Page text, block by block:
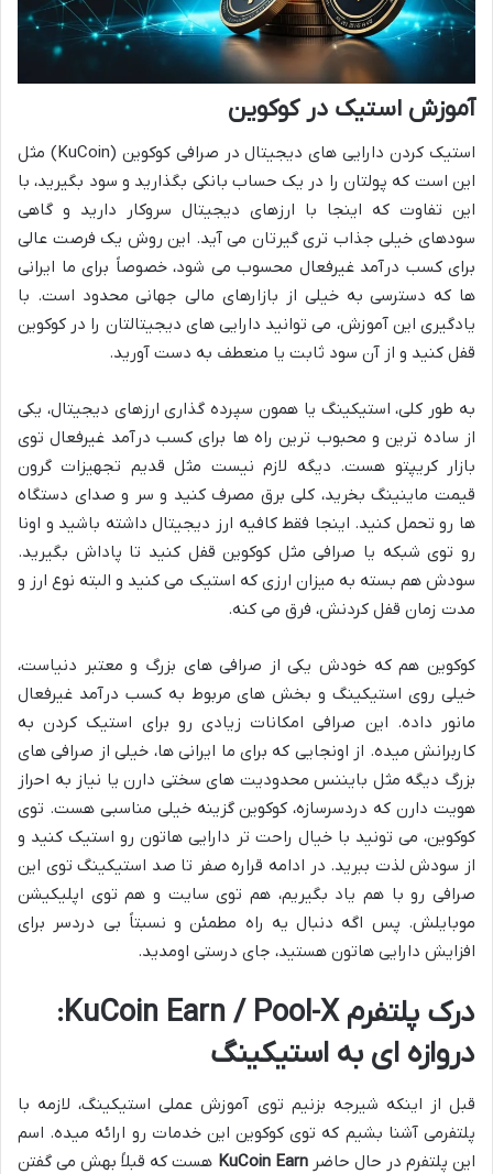
آموزش استیک در کوکوین
استیک کردن دارایی های دیجیتال در صرافی کوکوین (KuCoin) مثل
این است که پولتان را در یک حساب بانکی بگذارید و سود بگیرید، با
این تفاوت که اینجا با ارزهای دیجیتال سروکار دارید و گاهی
سودهای خیلی جذاب تری گیرتان می آید. این روش یک فرصت عالی
برای کسب درآمد غیرفعال محسوب می شود، خصوصاً برای ما ایرانی
ها که دسترسی به خیلی از بازارهای مالی جهانی محدود است. با
یادگیری این آموزش، می توانید دارایی های دیجیتالتان را در کوکوین
قفل کنید و از آن سود ثابت یا منعطف به دست آورید.
به طور کلی، استیکینگ یا همون سپرده گذاری ارزهای دیجیتال، یکی
از ساده ترین و محبوب ترین راه ها برای کسب درآمد غیرفعال توی
بازار کریپتو هست. دیگه لازم نیست مثل قدیم تجهیزات گرون
قیمت ماینینگ بخرید، کلی برق مصرف کنید و سر و صدای دستگاه
ها رو تحمل کنید. اینجا فقط کافیه ارز دیجیتال داشته باشید و اونا
رو توی شبکه یا صرافی مثل کوکوین قفل کنید تا پاداش بگیرید.
سودش هم بسته به میزان ارزی که استیک می کنید و البته نوع ارز و
مدت زمان قفل کردنش، فرق می کنه.
کوکوین هم که خودش یکی از صرافی های بزرگ و معتبر دنیاست،
خیلی روی استیکینگ و بخش های مربوط به کسب درآمد غیرفعال
مانور داده. این صرافی امکانات زیادی رو برای استیک کردن به
کاربرانش میده. از اونجایی که برای ما ایرانی ها، خیلی از صرافی های
بزرگ دیگه مثل بایننس محدودیت های سختی دارن یا نیاز به احراز
هویت دارن که دردسرسازه، کوکوین گزینه خیلی مناسبی هست. توی
کوکوین، می تونید با خیال راحت تر دارایی هاتون رو استیک کنید و
از سودش لذت ببرید. در ادامه قراره صفر تا صد استیکینگ توی این
صرافی رو با هم یاد بگیریم، هم توی سایت و هم توی اپلیکیشن
موبایلش. پس اگه دنبال یه راه مطمئن و نسبتاً بی دردسر برای
افزایش دارایی هاتون هستید، جای درستی اومدید.
درک پلتفرم KuCoin Earn / Pool-X:
دروازه ای به استیکینگ
قبل از اینکه شیرجه بزنیم توی آموزش عملی استیکینگ، لازمه با
پلتفرمی آشنا بشیم که توی کوکوین این خدمات رو ارائه میده. اسم
این پلتفرم در حال حاضرKuCoin Earn هست که قبلاً بهش می گفتن